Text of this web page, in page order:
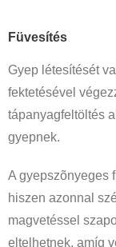
Füvesítés
Gyep létesítését
fektetésével
tápanyagfeltöltés
gyepnek.
A gyepszõnyeges
hiszen azonnal
magvetéssel
eltelhetnek, amíg